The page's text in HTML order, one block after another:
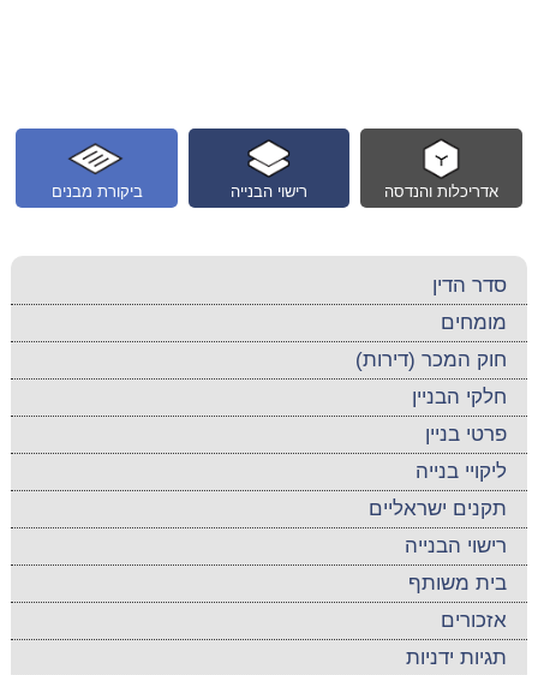
ביקורת מבנים רישוי הבנייה אדריכלות והנדסה
סדר הדין
מומחים
חוק המכר (דירות)
חלקי הבניין
פרטי בניין
ליקויי בנייה
תקנים ישראליים
רישוי הבנייה
בית משותף
אזכורים
תגיות ידניות